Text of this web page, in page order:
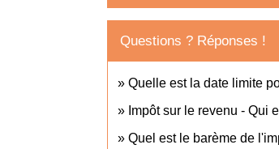
Questions ? Réponses !
Quelle est la date limite
Impôt sur le revenu - Qui
Quel est le barème de